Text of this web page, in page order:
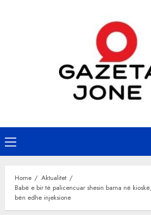
Primary
Menu
Home
Aktualitet
Babë e bir të palicencuar shesin barna në
bën edhe injeksione